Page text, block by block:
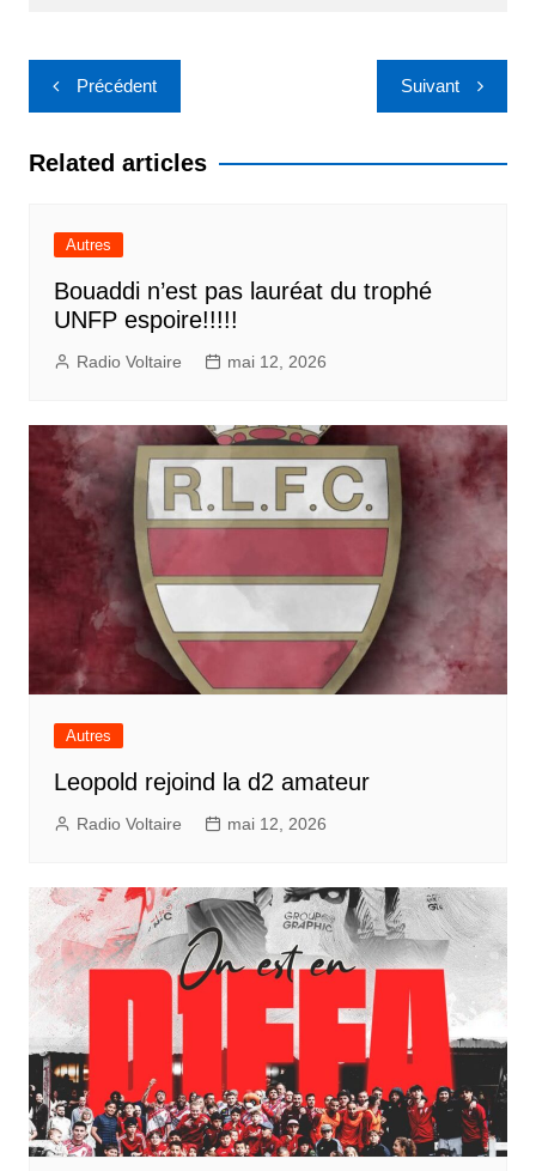
Précédent Suivant
Related articles
Autres
Bouaddi n’est pas lauréat du trophé
UNFP espoire!!!!!
Radio Voltaire mai 12, 2026
Autres
Leopold rejoind la d2 amateur
Radio Voltaire mai 12, 2026